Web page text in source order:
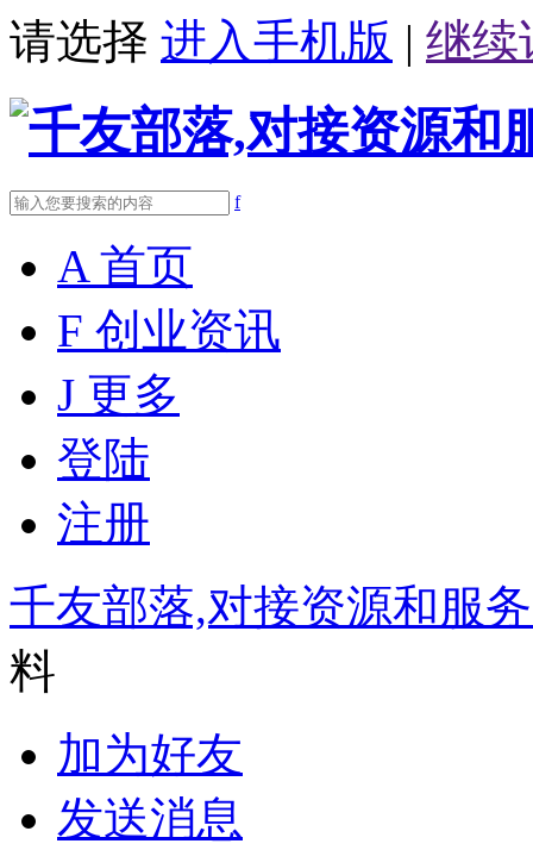
请选择 进入手机版 | 继续
f
A 首页
F 创业资讯
J 更多
登陆
注册
千友部落,对接资源和服
料
加为好友
发送消息